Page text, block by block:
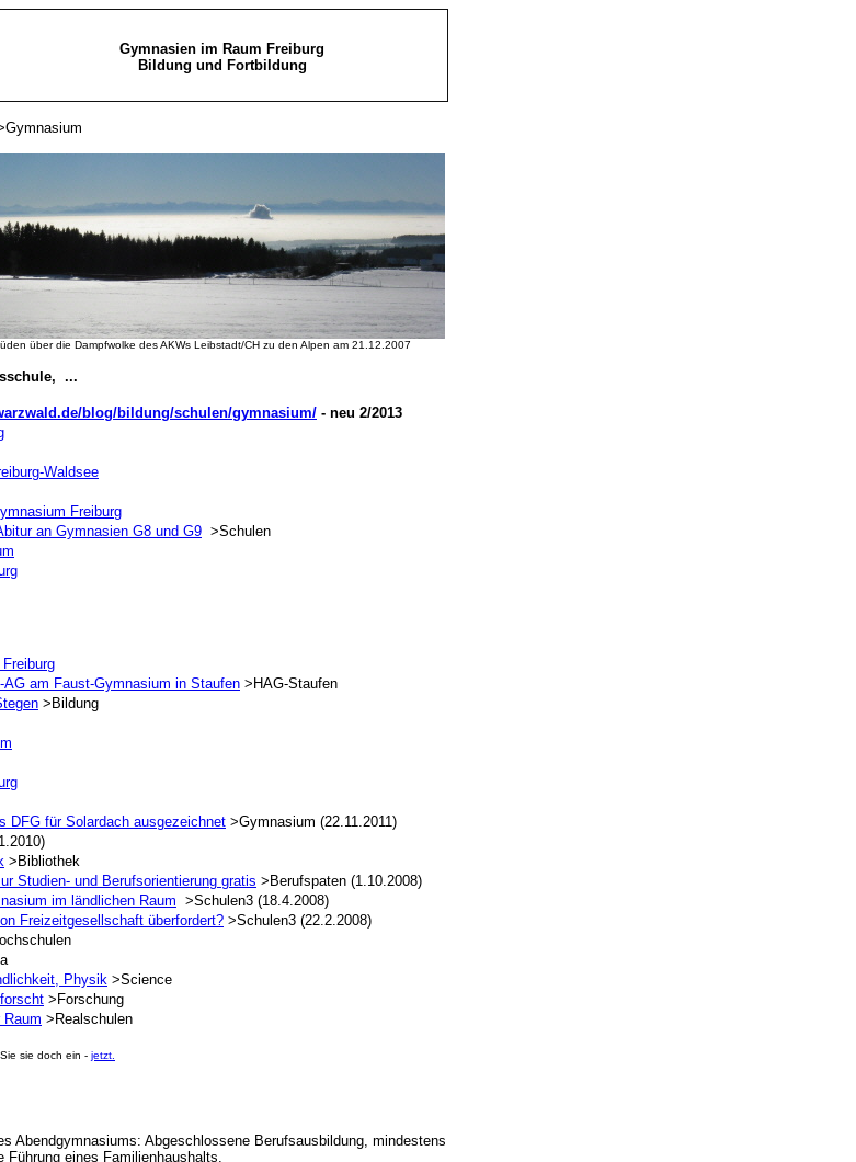
Gymnasien im Raum Freiburg
Bildung und Fortbildung
über die Dampfwolke des AKWs Leibstadt/CH zu den Alpen am 21.12.2007
...
blog/bildung/schulen/gymnasium/ - neu 2/2013
Waldsee
Freiburg
an Gymnasien G8 und G9 >Schulen
AG am Faust-Gymnasium in Staufen >HAG-Staufen
>Bildung
DFG für Solardach ausgezeichnet >Gymnasium (22.11.2011)
>Bibliothek
Studien- und Berufsorientierung gratis >Berufspaten (1.10.2008)
im ländlichen Raum >Schulen3 (18.4.2008)
Freizeitgesellschaft überfordert? >Schulen3 (22.2.2008)
Physik >Science
>Forschung
Raum >Realschulen
sie doch ein - jetzt.
Abendgymnasiums: Abgeschlossene Berufsausbildung, mindestens
Führung eines Familienhaushalts.